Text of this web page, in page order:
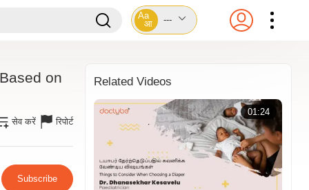
Aa
आ
---
on
सेव करें रिपोर्ट
Subscribe
Related Videos
01:24